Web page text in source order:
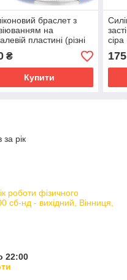
браслет з
на
пластині (різні
₴
Купити
175
за рік
роботи фізичного
сб-нд - вихідний, Вінниця,
22:00